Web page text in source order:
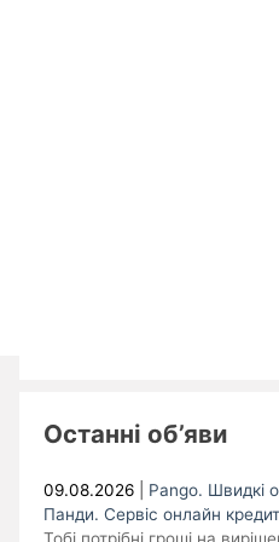
Останні об’яви
09.08.2026
Pango. Швидкі
Панди. Cервіс онлайн
Тобі потрібні гроші на